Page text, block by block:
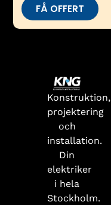
FÅ OFFERT
Konstruktion,
projektering
och
installation.
Din
elektriker
i hela
Stockholm.